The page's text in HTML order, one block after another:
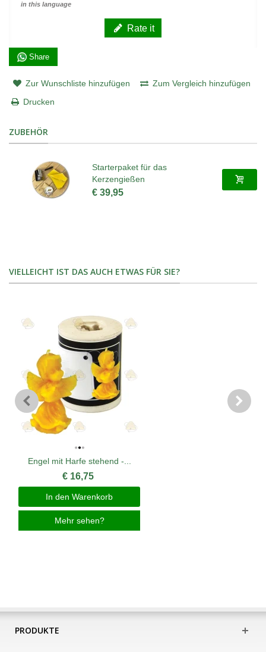
in this language
Rate it
Share
Zur Wunschliste hinzufügen
Zum Vergleich hinzufügen
Drucken
ZUBEHÖR
Starterpaket für das
Kerzengießen
€ 39,95
VIELLEICHT IST DAS AUCH ETWAS FÜR SIE?
Engel mit Harfe stehend -...
€ 16,75
In den Warenkorb
Mehr sehen?
PRODUKTE